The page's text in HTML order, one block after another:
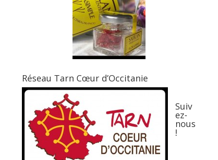
Réseau Tarn Cœur d’Occitanie
Suiv
ez-
nous
!